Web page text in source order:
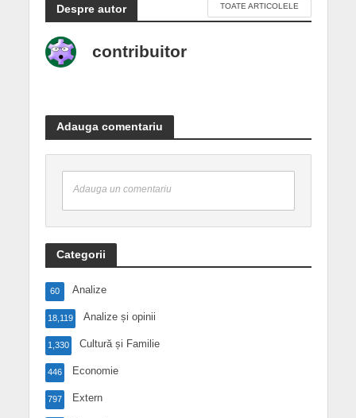
Despre autor TOATE ARTICOLELE
contribuitor
Adauga comentariu
Adauga un comentariu
Categorii
Analize
60
Analize și opinii
18,119
Cultură și Familie
1,330
Economie
446
Extern
797